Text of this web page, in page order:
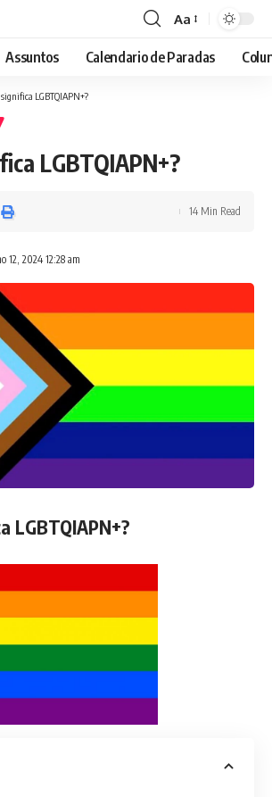
Font
Resizer
Aa
Assuntos Calendario de Paradas
significa LGBTQIAPN+?
LGBTQIAPN+?
12, 2024 12:28 am
14 Min Read
LGBTQIAPN+?